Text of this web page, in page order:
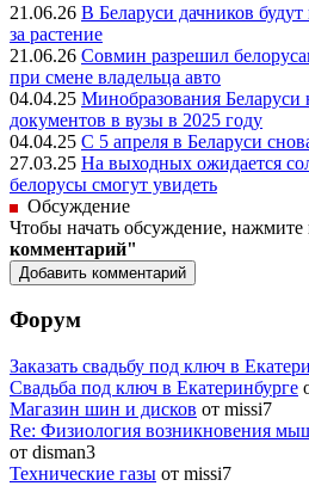
21.06.26 В Беларуси дачников
за растение
21.06.26 Совмин разрешил
при смене владельца авто
04.04.25 Минобразования Беларуси
документов в вузы в 2025 году
04.04.25 С 5 апреля в Беларуси
27.03.25 На выходных ожидается
белорусы смогут увидеть
Обсуждение
Чтобы начать обсуждение, нажмите
комментарий"
Форум
Заказать свадьбу под ключ в
Cвадьба под ключ в Екатеринбурге
Магазин шин и дисков от missi7
Re: Физиология возникновения
от disman3
Технические газы от missi7